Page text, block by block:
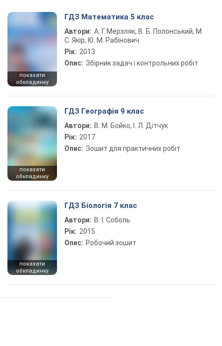
показати
обкладинку
ГДЗ Математика 5 клас
Автори: А. Г. Мерзляк, В. Б. Полонський, М.
С. Якір, Ю. М. Рабінович
Рік: 2013
Опис: Збірник задач і контрольних робіт
показати
обкладинку
ГДЗ Географія 9 клас
Автори: В. М. Бойко, І. Л. Дітчук
Рік: 2017
Опис: Зошит для практичних робіт
показати
обкладинку
ГДЗ Біологія 7 клас
Автори: В. І. Соболь
Рік: 2015
Опис: Робочий зошит